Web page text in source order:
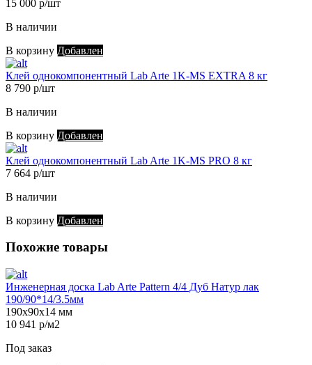
15 000 р/шт
В наличии
В корзину Добавлен
Клей однокомпонентный Lab Arte 1K-MS EXTRA 8 кг
8 790 р/шт
В наличии
В корзину Добавлен
Клей однокомпонентный Lab Arte 1K-MS PRO 8 кг
7 664 р/шт
В наличии
В корзину Добавлен
Похожие товары
Инженерная доска Lab Arte Pattern 4/4 Дуб Натур лак
190/90*14/3.5мм
190х90х14 мм
10 941 р/м2
Под заказ